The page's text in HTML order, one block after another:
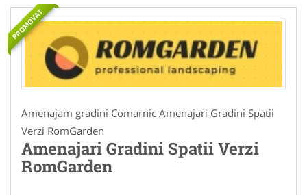
PROMOVAT
Amenajam gradini Comarnic Amenajari Gradini Spatii
Verzi RomGarden
Amenajari Gradini Spatii Verzi
RomGarden